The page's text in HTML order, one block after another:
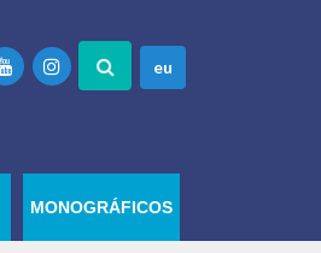
eu
MONOGRÁFICOS